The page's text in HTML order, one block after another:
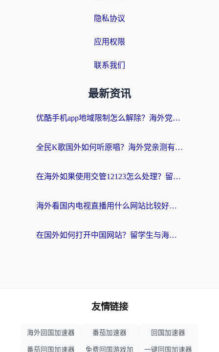
隐私协议
应用权限
联系我们
最新资讯
优酷手机app地域限制怎么解除？海外党亲测有效的追剧方案
全民K歌国外如何听原唱？海外党亲测有效的回国加速器选择指南
在海外如果使用交管12123怎么处理？留学生亲测有效的回国加速方案
海外看国内电视直播用什么网站比较好？一篇解决你所有追剧难题的实用指南
在国外如何打开中国网站？留学生与海外华人的无缝访问指南
友情链接
海外回国加速器 番茄加速器 回国加速器
番茄回国加速器 免费回国游戏加 一键回国加速器